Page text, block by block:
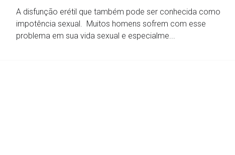
A disfunção erétil que também pode ser conhecida como
impotência sexual. Muitos homens sofrem com esse
problema em sua vida sexual e especialme...